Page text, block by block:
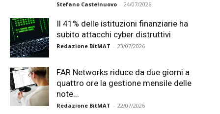
Stefano Castelnuovo - 24/07/2026
Il 41% delle istituzioni finanziarie ha
subito attacchi cyber distruttivi
Redazione BitMAT - 23/07/2026
FAR Networks riduce da due giorni a
quattro ore la gestione mensile delle
note...
Redazione BitMAT - 22/07/2026